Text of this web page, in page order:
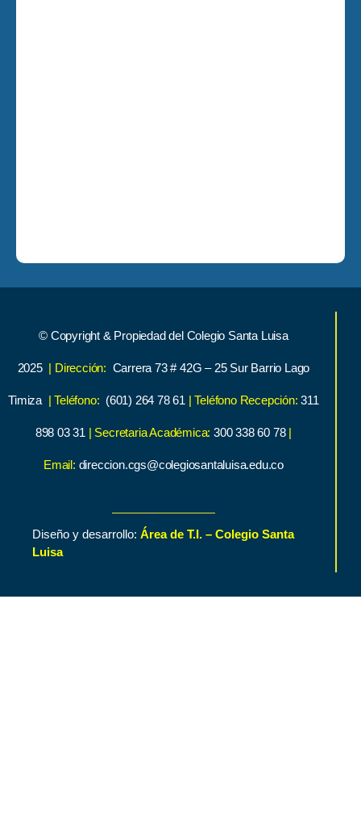
© Copyright & Propiedad del Colegio Santa Luisa
2025 | Dirección: Carrera 73 # 42G – 25 Sur Barrio Lago
Timiza | Teléfono: (601) 264 78 61 | Teléfono Recepción: 311
898 03 31 | Secretaria Académica:300 338 60 78 |
Email: direccion.cgs@colegiosantaluisa.edu.co
Diseño y desarrollo: Área de T.I. – Colegio Santa
Luisa